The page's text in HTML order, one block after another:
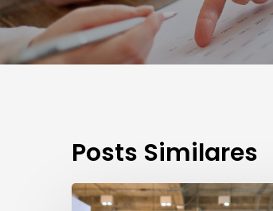
Posts Similares
Retificação